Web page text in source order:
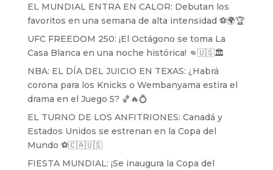
EL MUNDIAL ENTRA EN CALOR: Debutan los
favoritos en una semana de alta intensidad ⚽️🌍🏆
UFC FREEDOM 250: ¡El Octágono se toma La
Casa Blanca en una noche histórica! 👊🇺🇸🏛️
NBA: EL DÍA DEL JUICIO EN TEXAS: ¿Habrá
corona para los Knicks o Wembanyama estira el
drama en el Juego 5? 🏀🔥💍
EL TURNO DE LOS ANFITRIONES: Canadá y
Estados Unidos se estrenan en la Copa del
Mundo ⚽️🇨🇦🇺🇸
FIESTA MUNDIAL: ¡Se inaugura la Copa del